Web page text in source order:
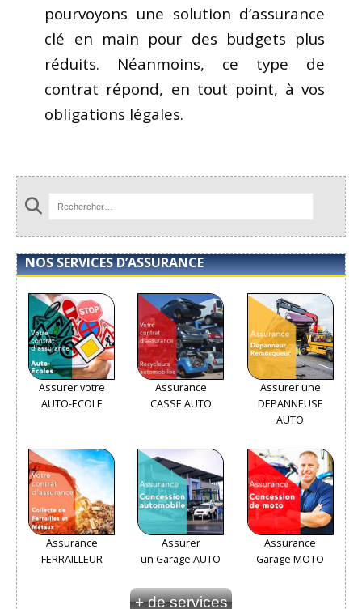
pourvoyons une solution d’assurance
clé en main pour des budgets plus
réduits. Néanmoins, ce type de
contrat répond, en tout point, à vos
obligations légales.
NOS SERVICES D’ASSURANCE
Assurer votre
AUTO-ECOLE
Assurance
CASSE AUTO
Assurer une
DEPANNEUSE
AUTO
Assurance
FERRAILLEUR
Assurer
un Garage AUTO
Assurance
Garage MOTO
+ de services